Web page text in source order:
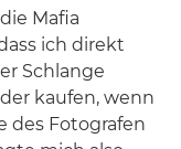
Mafia
ich direkt
Schlange
kaufen, wenn
des Fotografen